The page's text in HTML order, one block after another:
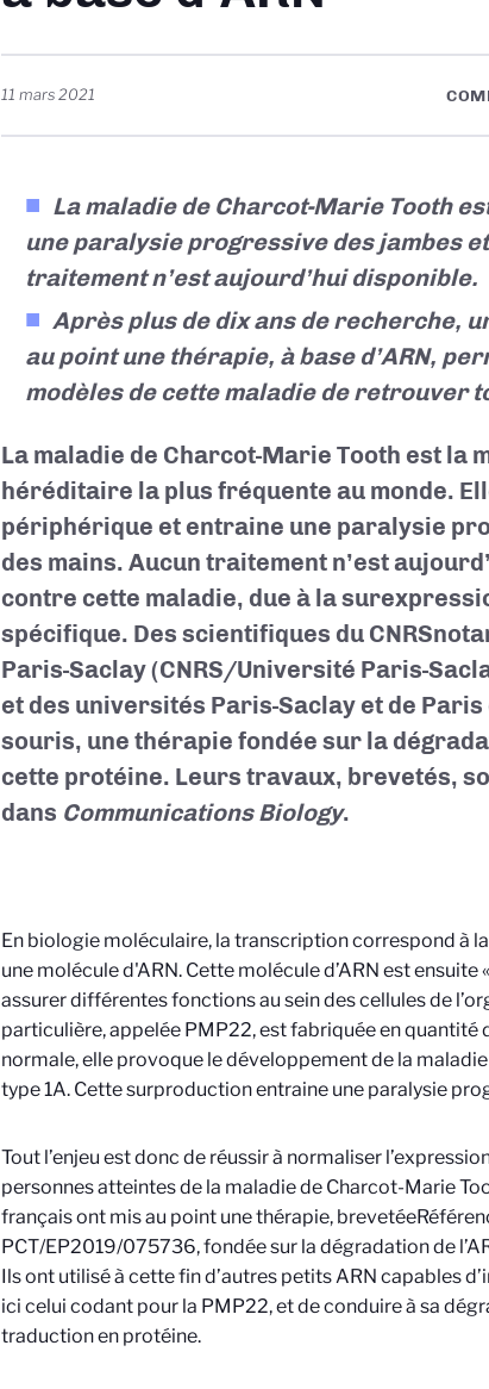
11 mars 2021
La maladie de Charcot-Marie Tooth
une paralysie progressive des jambes
traitement n’est aujourd’hui disponible.
Après plus de dix ans de recherche,
au point une thérapie, à base d’ARN,
modèles de cette maladie de retrouver
La maladie de Charcot-Marie Tooth est la
héréditaire la plus fréquente au monde.
périphérique et entraine une paralysie
des mains. Aucun traitement n’est
contre cette maladie, due à la
spécifique. Des scientifiques du CNRS
Paris-Saclay (CNRS/Université Paris-
et des universités Paris-Saclay et de Paris
souris, une thérapie fondée sur la
cette protéine. Leurs travaux, brevetés,
dans Communications Biology.
En biologie moléculaire, la transcription correspond à
une molécule d'ARN. Cette molécule d’ARN est ensuite
assurer différentes fonctions au sein des cellules de
particulière, appelée PMP22, est fabriquée en quantité
normale, elle provoque le développement de la
type 1A. Cette surproduction entraine une paralysie
Tout l’enjeu est donc de réussir à normaliser
personnes atteintes de la maladie de Charcot-Marie
français ont mis au point une thérapie, brevetée
PCT/EP2019/075736, fondée sur la dégradation de
Ils ont utilisé à cette fin d’autres petits ARN capables
ici celui codant pour la PMP22, et de conduire à sa
traduction en protéine.